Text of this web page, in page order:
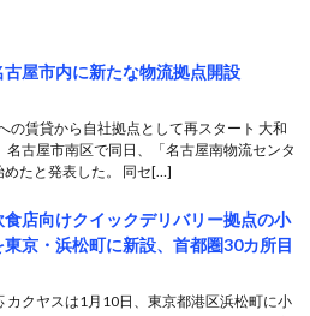
古屋市内に新たな物流拠点開設
の賃貸から自社拠点として再スタート 大和
名古屋市南区で同日、「名古屋南物流センタ
めたと発表した。 同セ[…]
食店向けクイックデリバリー拠点の小
京・浜松町に新設、首都圏30カ所目
カクヤスは1月10日、東京都港区浜松町に小